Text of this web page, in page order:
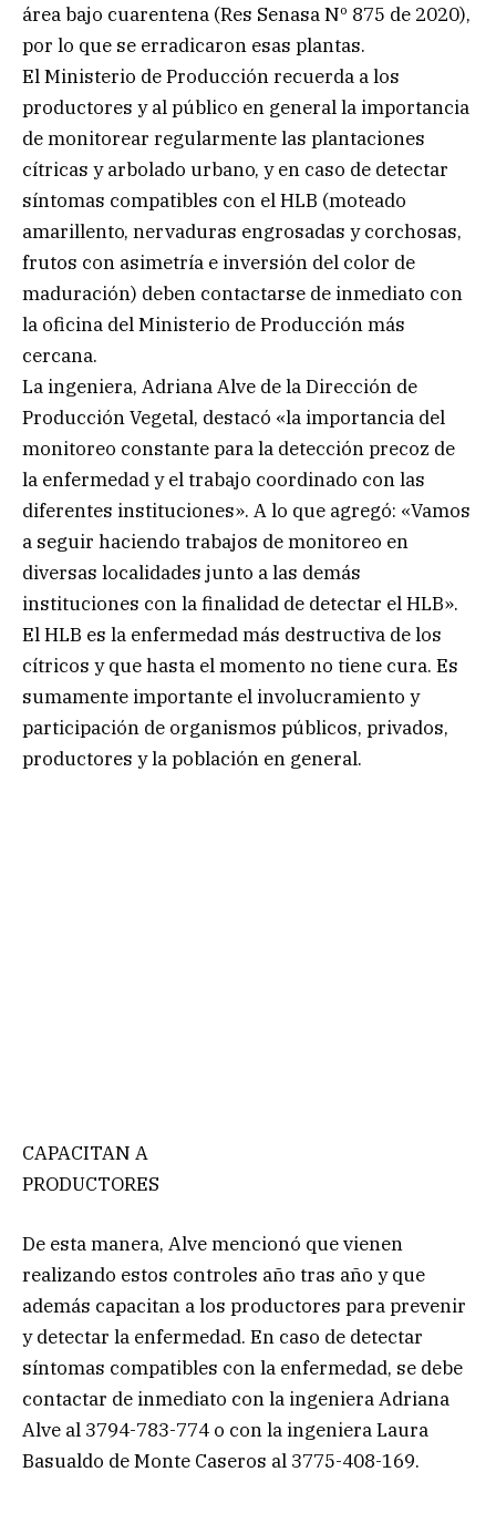
área bajo cuarentena (Res Senasa Nº 875 de 2020),
por lo que se erradicaron esas plantas.
El Ministerio de Producción recuerda a los
productores y al público en general la importancia
de monitorear regularmente las plantaciones
cítricas y arbolado urbano, y en caso de detectar
síntomas compatibles con el HLB (moteado
amarillento, nervaduras engrosadas y corchosas,
frutos con asimetría e inversión del color de
maduración) deben contactarse de inmediato con
la oficina del Ministerio de Producción más
cercana.
La ingeniera, Adriana Alve de la Dirección de
Producción Vegetal, destacó «la importancia del
monitoreo constante para la detección precoz de
la enfermedad y el trabajo coordinado con las
diferentes instituciones». A lo que agregó: «Vamos
a seguir haciendo trabajos de monitoreo en
diversas localidades junto a las demás
instituciones con la finalidad de detectar el HLB».
El HLB es la enfermedad más destructiva de los
cítricos y que hasta el momento no tiene cura. Es
sumamente importante el involucramiento y
participación de organismos públicos, privados,
productores y la población en general.
CAPACITAN A
PRODUCTORES
De esta manera, Alve mencionó que vienen
realizando estos controles año tras año y que
además capacitan a los productores para prevenir
y detectar la enfermedad. En caso de detectar
síntomas compatibles con la enfermedad, se debe
contactar de inmediato con la ingeniera Adriana
Alve al 3794-783-774 o con la ingeniera Laura
Basualdo de Monte Caseros al 3775-408-169.